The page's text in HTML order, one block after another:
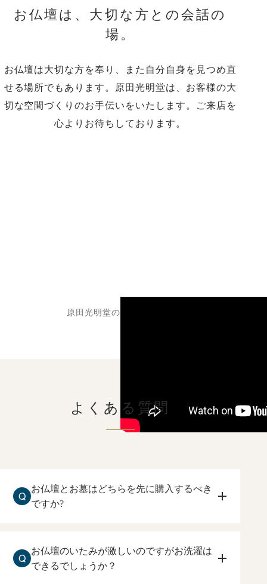
お仏壇は、大切な方との会話の
場。
お仏壇は大切な方を奉り、また自分自身を見つめ直
せる場所でもあります。原田光明堂は、お客様の大
切な空間づくりのお手伝いをいたします。ご来店を
心よりお待ちしております。
原田光明堂のお仏壇づくり
よくある質問
Q
お仏壇とお墓はどちらを先に購入するべき
ですか?
住まいしている方が、ご本尊、ご先祖様に手を合
わすお仏壇を先に購入するのをおすすめ致しま
Q
お仏壇のいたみが激しいのですがお洗濯は
できるでしょうか？